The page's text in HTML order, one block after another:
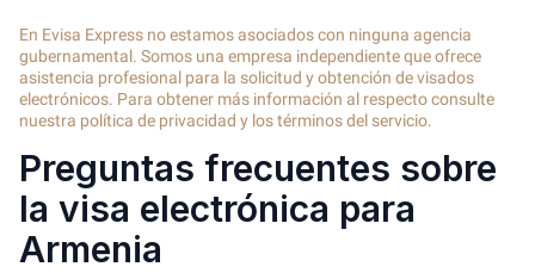
En Evisa Express no estamos asociados con ninguna agencia
gubernamental. Somos una empresa independiente que ofrece
asistencia profesional para la solicitud y obtención de visados
electrónicos. Para obtener más información al respecto consulte
nuestra política de privacidad y los términos del servicio.
Preguntas frecuentes sobre
la visa electrónica para
Armenia